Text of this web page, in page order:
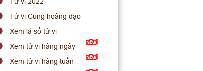
Tử vi Cung hoàng đạo
Xem lá số tử vi
Xem tử vi hàng ngày
Xem tử vi hàng tuần